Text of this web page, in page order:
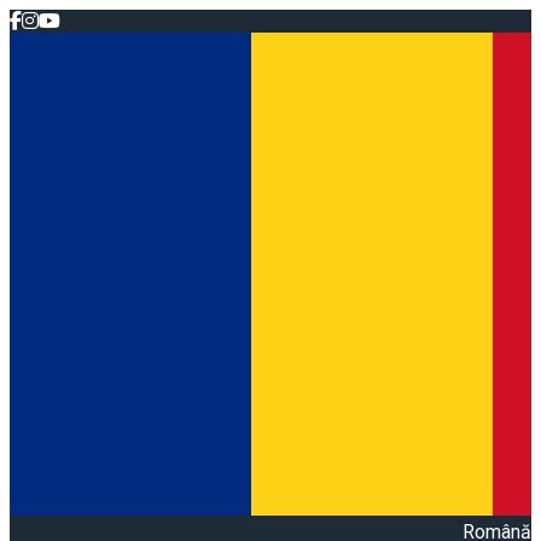
Română